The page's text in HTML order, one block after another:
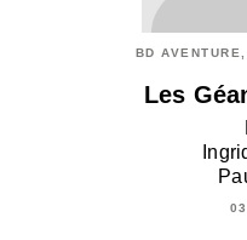
BD
Les